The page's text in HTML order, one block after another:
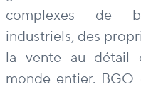
complexes de
industriels, des
la vente au détail
monde entier. BGO